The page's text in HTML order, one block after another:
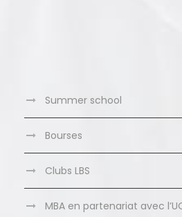
Summer school
Bourses
Clubs LBS
MBA en partenariat avec